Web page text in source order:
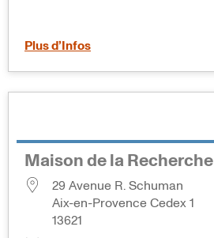
Plus d’Infos
Maison de la Recherche
29 Avenue R. Schuman
Aix-en-Provence Cedex 1
13621